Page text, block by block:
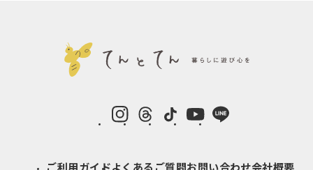
instagramThreads LINE